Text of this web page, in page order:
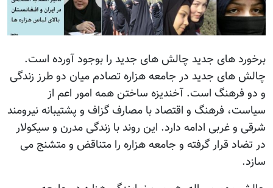
برخورد های جدید چالش های جدید را بوجود آورده است.
چالش های جدید در جامعه هزاره تصادم میان دو طرز زندگی
و دو فرهنگ است. آخندیزه ساختن همه امور اعم از
سیاست، فرهنگ و اقتصاد با مصارف گزاف و پشتیبانه نیرومند
شرقی و غربی ادامه دارد. این روند با زندگی مدرن و سیکولار
در تضاد قرار گرفته و جامعه هزاره را متناقض و متشنج می
سازد.